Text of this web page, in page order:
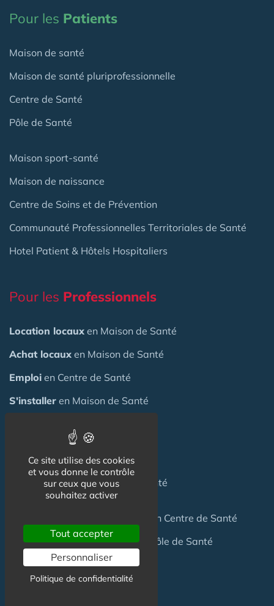
Pour les Patients
Maison de santé
Maison de santé pluriprofessionnelle
Centre de Santé
Pôle de Santé
Maison sport-santé
Maison de naissance
Centre de Soins et de Prévention
Communauté Professionnelles Territoriales de Santé
Hotel Patient & Hôtels Hospitaliers
Pour les Professionnels
Location locaux en Maison de Santé
Achat locaux en Maison de Santé
Emploi en Centre de Santé
S'installer en Maison de Santé
une Maison de Santé
Financerune Maison de Santé
Investirdans une Maison de Santé
ou un Centre de Santé
Terrainpour création Maison / Pôle de Santé
FAQ
Ce site utilise des cookies
et vous donne le contrôle
sur ceux que vous
souhaitez activer
Tout accepter
Personnaliser
Politique de confidentialité